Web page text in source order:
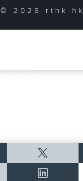
© 2026 rthk.hk